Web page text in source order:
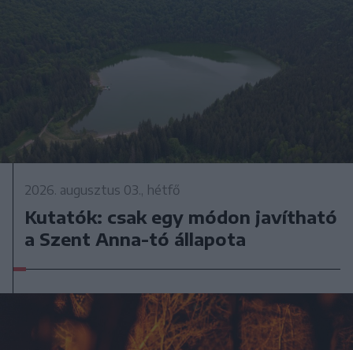
2026. augusztus 03., hétfő
Kutatók: csak egy módon javítható
a Szent Anna-tó állapota